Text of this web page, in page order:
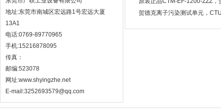
地址:东莞市南城区宏远路1号宏远大厦
13A1
电话:0769-89770965
手机:15216878095
传真：
邮编:523078
网址:www.shyingzhe.net
E-mail:3252693579@qq.com
贺德克离子污染测试单元，